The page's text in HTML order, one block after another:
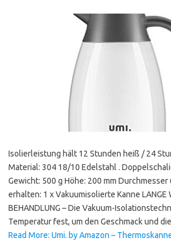
Isolierleistung hält 12 Stunden heiß / 24
Material: 304 18/10 Edelstahl .
Gewicht: 500 g Höhe: 200 mm
erhalten: 1 x Vakuumisolierte Kanne LANGE
BEHANDLUNG – Die Vakuum-
Temperatur fest, um den Geschmack und
Read More: Umi. by Amazon –